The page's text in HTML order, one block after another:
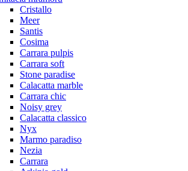
Cristallo
Meer
Santis
Cosima
Carrara pulpis
Carrara soft
Stone paradise
Calacatta marble
Carrara chic
Noisy grey
Calacatta classico
Nyx
Marmo paradiso
Nezia
Carrara